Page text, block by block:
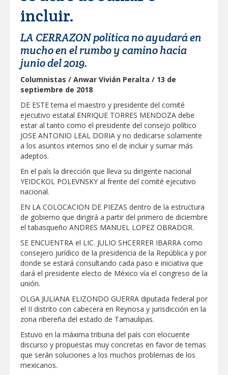
desarrollo: Américo
Realizó Gobierno de Reynosa limpieza y
chapoleo en colonia Almendros
Contará la UAT con más y mejores
edificios e infraestructura en Nuevo
frontera
Realiza Gobierno de Reynosa programa
Acción y Conciencia en Campestre e
Integración Familiar
CARMEN LILIA CANTUROSAS
TRANSFORMA IMPORTANTE VIALIDAD
Tomaron vecinos de Integración Familiar
iniciativa de Acción y Conciencia
Fortalece la UAT el acceso a la
educación superior en comunidades
LABORES DE ATENCIÓN PARA REDUCIR
RIESGO DE ENFERMEDADES EN
MASCOTAS
Lleva gobierno de Reynosa programa
"Acción y Conciencia" a colonia
CARMEN LILIA CANTUROSAS LE
CUMPLE A FAMILIAS DEL PONIENTE:
ABREN INSCRIPCIONES PARA NUEVA
PRIMARIA EN EL PROGRESO
Entrega SEBIEN paquetes alimentarios
en Tampico
FORTALECE IMJUVE SALUD MENTAL DE
incluir.
LA CERRAZON política no ayudará en
mucho en el rumbo y camino hacia
junio del 2019.
Columnistas / Anwar Vivián Peralta / 13 de
septiembre de 2018
DE ESTE tema el maestro y presidente del comité
ejecutivo estatal ENRIQUE TORRES MENDOZA debe
estar al tanto como el presidente del consejo político
JOSE ANTONIO LEAL DORIA y no dedicarse solamente
a los asuntos internos sino el de incluir y sumar más
adeptos.
En el país la dirección que lleva su dirigente nacional
YEIDCKOL POLEVNSKY al frente del comité ejecutivo
nacional.
EN LA COLOCACION DE PIEZAS dentro de la estructura
de gobierno que dirigirá a partir del primero de diciembre
el tabasqueño ANDRES MANUEL LOPEZ OBRADOR.
SE ENCUENTRA el LIC. JULIO SHCERRER IBARRA como
consejero jurídico de la presidencia de la República y por
donde se estará consultando cada paso e iniciativa que
dará el presidente electo de México vía el congreso de la
unión.
OLGA JULIANA ELIZONDO GUERRA diputada federal por
el II distrito con cabecera en Reynosa y jurisdicción en la
zona ribereña del estado de Tamaulipas.
Estuvo en la máxima tribuna del país con elocuente
discurso y propuestas muy concretas en favor de temas
que serán soluciones a los muchos problemas de los
mexicanos.